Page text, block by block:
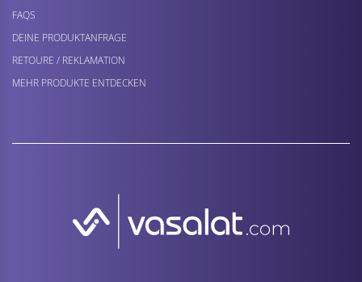
FAQS
DEINE PRODUKTANFRAGE
RETOURE / REKLAMATION
MEHR PRODUKTE ENTDECKEN